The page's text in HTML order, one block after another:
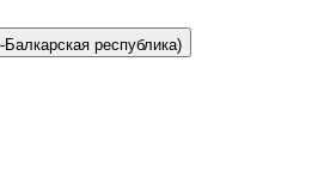
республика)